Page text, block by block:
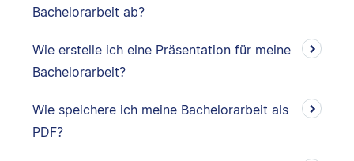
Bachelorarbeit ab?
Wie erstelle ich eine Präsentation für meine
Bachelorarbeit?
Wie speichere ich meine Bachelorarbeit als
PDF?